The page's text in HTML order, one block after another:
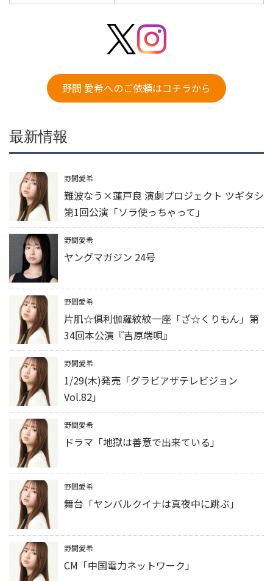
野間 愛希へのご依頼はコチラから
最新情報
野間愛希
難波なう×蓮戸良 演劇プロジェクト ツギタシ
第1回公演「ソラ使っちゃって」
野間愛希
ヤングマガジン 24号
野間愛希
片肌☆俱利伽羅紋紋一座「ざ☆くりもん」第
34回本公演『吉原端唄』
野間愛希
1/29(木)発売「グラビアザテレビジョン
Vol.82」
野間愛希
ドラマ「地獄は善意で出来ている」
野間愛希
舞台「ヤンバルクイナは真夜中に跳ぶ」
野間愛希
CM「中国電力ネットワーク」